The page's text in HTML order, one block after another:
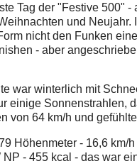
Tag der "Festive 500" -
und Neujahr.
nicht den Funken
- aber
war winterlich mit
einige Sonnenstrahlen,
von 64 km/h und
Höhenmeter - 16,6 km/
NP - 455 kcal - das war